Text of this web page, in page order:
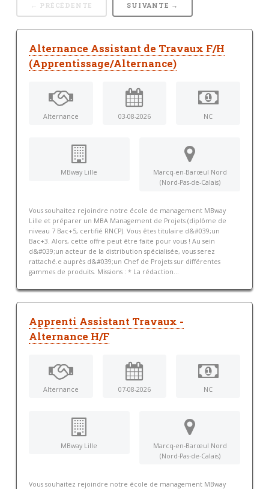
← PRÉCÉDENTE SUIVANTE →
Alternance Assistant de Travaux F/H
(Apprentissage/Alternance)
Alternance 03-08-2026 NC
MBway Lille
Marcq-en-Barœul Nord
(Nord-Pas-de-Calais)
Vous souhaitez rejoindre notre école de management MBway
Lille et préparer un MBA Management de Projets (diplôme de
niveau 7 Bac+5, certifié RNCP). Vous êtes titulaire d&#039;un
Bac+3. Alors, cette offre peut être faite pour vous ! Au sein
d&#039;un acteur de la distribution spécialisée, vous serez
rattaché.e auprès d&#039;un Chef de Projets sur différentes
gammes de produits. Missions : * La rédaction...
Apprenti Assistant Travaux -
Alternance H/F
Alternance 07-08-2026 NC
MBway Lille
Marcq-en-Barœul Nord
(Nord-Pas-de-Calais)
Vous souhaitez rejoindre notre école de management MBway